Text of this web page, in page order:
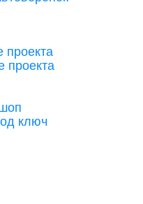
проекта
проекта
ключ